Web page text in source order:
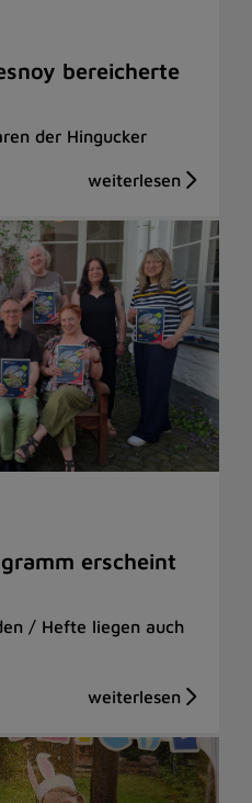
bereicherte
der Hingucker
erscheint
/ Hefte liegen auch